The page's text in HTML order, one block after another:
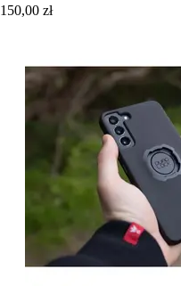
150,00 zł